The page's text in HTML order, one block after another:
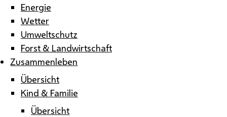
Energie
Wetter
Umweltschutz
Forst & Landwirtschaft
Zusammenleben
Übersicht
Kind & Familie
Übersicht